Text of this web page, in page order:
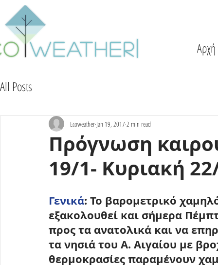
Αρχή
All Posts
Πρόγνωση
19/1- Κυριακή
Ecoweather Jan 19, 2017 2 min read
Γενικά: Το βαρομετρικό
εξακολουθεί και σήμερα
προς τα ανατολικά και να
τα νησιά του Α. Αιγαίου με
θερμοκρασίες παραμένουν